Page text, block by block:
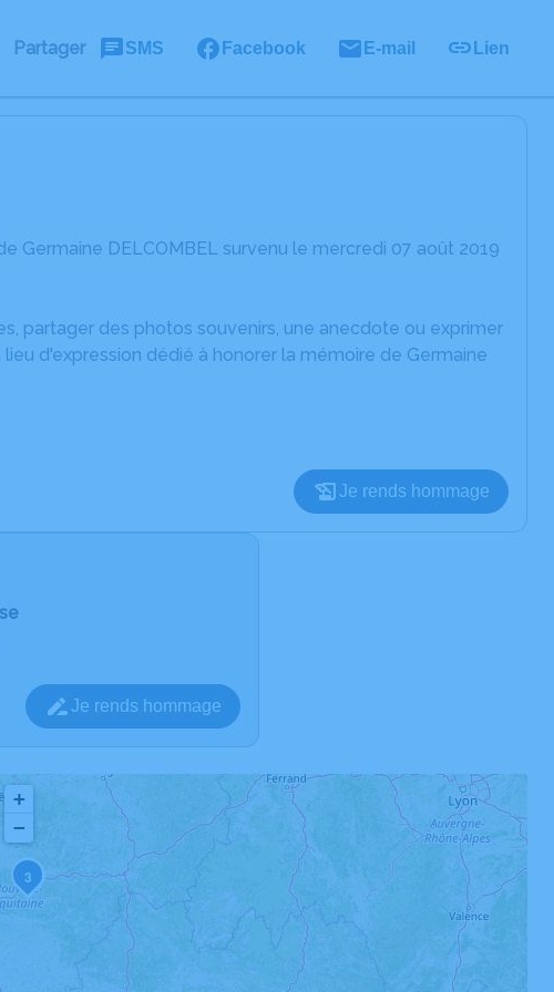
Partager SMS Facebook E-mail Lien
Germaine DELCOMBEL survenu le mercredi 07 août 2019
partager des photos souvenirs, une anecdote ou exprimer
d'expression dédié à honorer la mémoire de Germaine
Je rends hommage
Je rends hommage
2
3
+
−